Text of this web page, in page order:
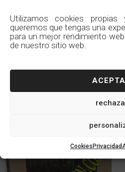
Utilizamos cookies
queremos que tengas una
para un mejor rendimiento
de nuestro sitio web.
CookiesPrivacidad
VALORACIONES (0)
ESTOS PRODUCTOS SIMILARES